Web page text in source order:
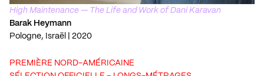
High Maintenance — The Life and Work of Dani Karavan
Barak Heymann
Pologne, Israël | 2020
PREMIÈRE NORD-AMÉRICAINE